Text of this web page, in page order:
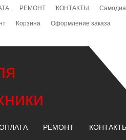
РЕМОНТ КОНТАКТЫ
Корзина
Оформление заказа
РЕМОНТ